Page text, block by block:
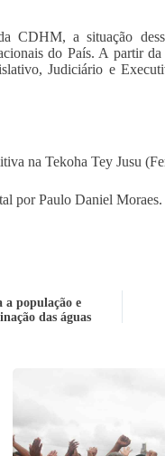
CDHM, a situação
do País. A partir
Judiciário e
na Tekoha Tey Jusu
por Paulo Daniel Moraes.
a população e
das águas